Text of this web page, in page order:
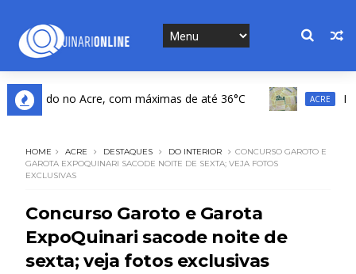
Acre, com máximas de até 36°C Mega-Sena:
HOME ACRE DESTAQUES DO INTERIOR
CONCURSO GAROTO E
GAROTA EXPOQUINARI SACODE NOITE DE SEXTA; VEJA FOTOS
EXCLUSIVAS
Concurso Garoto e Garota
ExpoQuinari sacode noite de
sexta; veja fotos exclusivas